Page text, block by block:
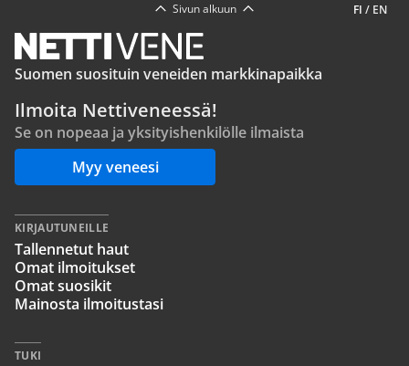
FI / EN
Sivun alkuun
Suomen suosituin veneiden markkinapaikka
Ilmoita Nettiveneessä!
Se on nopeaa ja yksityishenkilölle ilmaista
Myy veneesi
KIRJAUTUNEILLE
Tallennetut haut
Omat ilmoitukset
Omat suosikit
Mainosta ilmoitustasi
TUKI